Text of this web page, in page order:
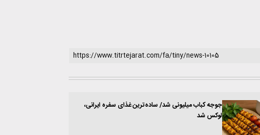
جوجه‌ کباب میلیونی شد/ ساده‌ترین غذای سفره ایرانی،
لوکس شد